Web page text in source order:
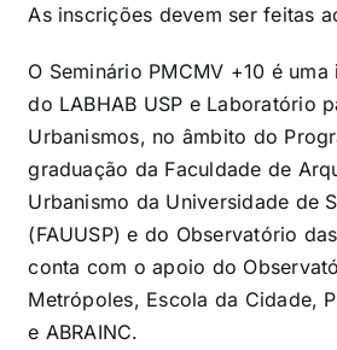
As inscrições devem ser feitas
O Seminário PMCMV +10 é uma
do LABHAB USP e Laboratório
Urbanismos, no âmbito do
graduação da Faculdade de
Urbanismo da Universidade de
(FAUUSP) e do Observatório
conta com o apoio do
Metrópoles, Escola da Cidade,
e ABRAINC.